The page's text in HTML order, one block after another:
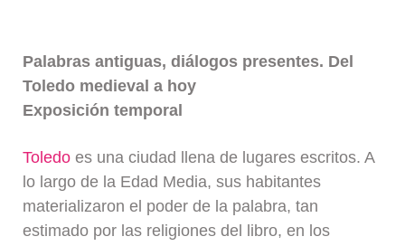
Palabras antiguas, diálogos presentes. Del
Toledo medieval a hoy
Exposición temporal
Toledo es una ciudad llena de lugares escritos. A
lo largo de la Edad Media, sus habitantes
materializaron el poder de la palabra, tan
estimado por las religiones del libro, en los